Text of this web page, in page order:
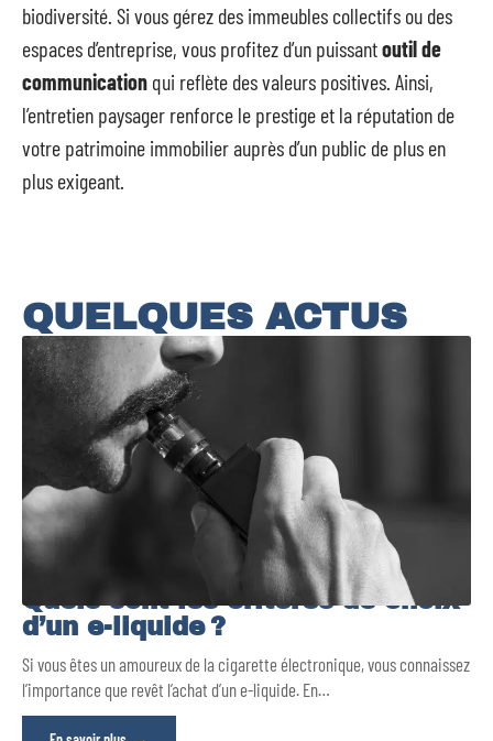
biodiversité. Si vous gérez des immeubles collectifs ou des
espaces d’entreprise, vous profitez d’un puissantoutil de
communication qui reflète des valeurs positives. Ainsi,
l’entretien paysager renforce le prestige et la réputation de
votre patrimoine immobilier auprès d’un public de plus en
plus exigeant.
QUELQUES ACTUS
Quels sont les critères de choix
d’un e-liquide ?
Si vous êtes un amoureux de la cigarette électronique, vous connaissez
l’importance que revêt l’achat d’un e-liquide. En…